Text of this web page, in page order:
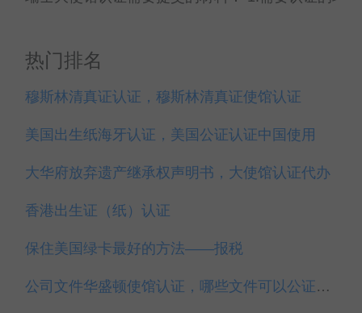
热门排名
穆斯林清真证认证，穆斯林清真证使馆认证
美国出生纸海牙认证，美国公证认证中国使用
大华府放弃遗产继承权声明书，大使馆认证代办
香港出生证（纸）认证
保住美国绿卡最好的方法——报税
公司文件华盛顿使馆认证，哪些文件可以公证认证？